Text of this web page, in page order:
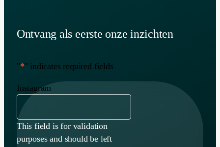
Ontvang als eerste onze inzichten
"*" indicates required fields
Instagram
This field is for validation
purposes and should be left